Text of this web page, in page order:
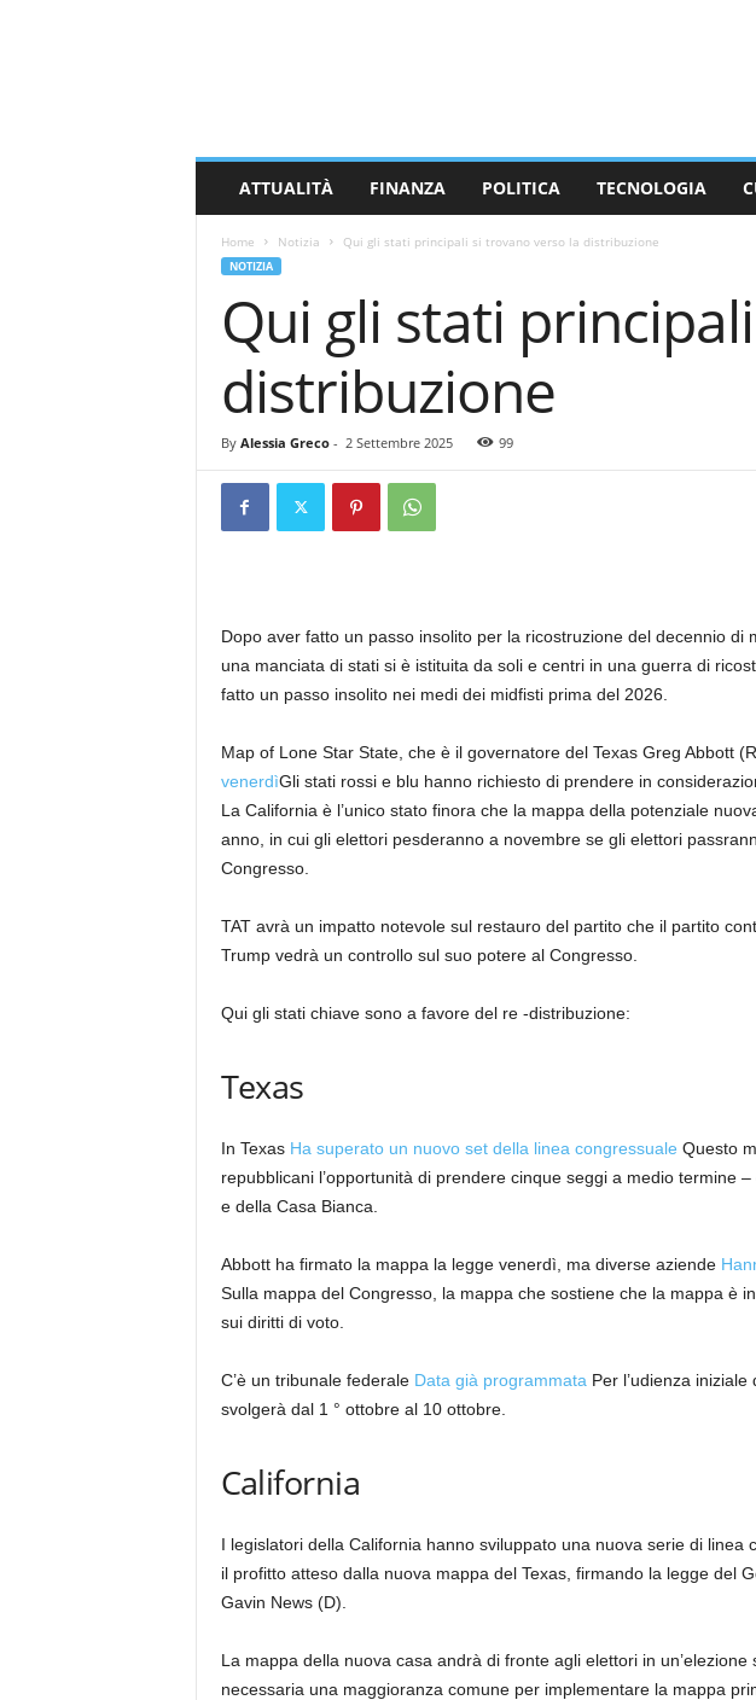
ATTUALITÀ FINANZA POLITICA TECNOLOGIA
Home Notizia Qui gli stati principali si trovano verso la distribuzione
NOTIZIA
Qui gli stati
distribuzione
By Alessia Greco- 2 Settembre 2025 99
Dopo aver fatto un passo insolito per la ricostruzione del decennio di
una manciata di stati si è istituita da soli e centri in una guerra di
fatto un passo insolito nei medi dei midfisti prima del 2026.
Map of Lone Star State, che è il governatore del Texas Greg Abbott
venerdìGli stati rossi e blu hanno richiesto di prendere in
La California è l’unico stato finora che la mappa della potenziale
anno, in cui gli elettori pesderanno a novembre se gli elettori
Congresso.
TAT avrà un impatto notevole sul restauro del partito che il partito
Trump vedrà un controllo sul suo potere al Congresso.
Qui gli stati chiave sono a favore del re -distribuzione:
Texas
In TexasHa superato un nuovo set della linea congressuale Questo
repubblicani l’opportunità di prendere cinque seggi a medio termine
e della Casa Bianca.
Abbott ha firmato la mappa la legge venerdì, ma diverse aziende
Sulla mappa del Congresso, la mappa che sostiene che la mappa è
sui diritti di voto.
C’è un tribunale federaleData già programmata Per l’udienza
svolgerà dal 1 ° ottobre al 10 ottobre.
California
I legislatori della California hanno sviluppato una nuova serie di linea
il profitto atteso dalla nuova mappa del Texas, firmando la legge del
Gavin News (D).
La mappa della nuova casa andrà di fronte agli elettori in
necessaria una maggioranza comune per implementare la mappa